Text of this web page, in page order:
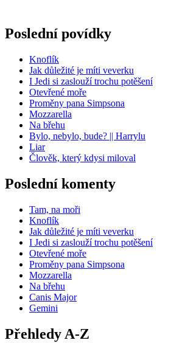
Poslední povídky
Knoflík
Jak důležité je míti veverku
I Jedi si zaslouží trochu potěšení
Otevřené moře
Proměny pana Simpsona
Mozzarella
Na břehu
Bylo, nebylo, bude? || Harrylu
Liar
Člověk, který kdysi miloval
Poslední komenty
Tam, na moři
Knoflík
Jak důležité je míti veverku
I Jedi si zaslouží trochu potěšení
Otevřené moře
Proměny pana Simpsona
Mozzarella
Na břehu
Canis Major
Gemini
Přehledy A-Z